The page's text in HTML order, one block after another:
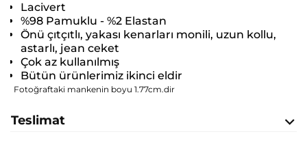
Lacivert
%98 Pamuklu - %2 Elastan
Önü çıtçıtlı, yakası kenarları monili, uzun kollu,
astarlı, jean ceket
Çok az kullanılmış
Bütün ürünlerimiz ikinci eldir
Fotoğraftaki mankenin boyu 1.77cm.dir
Teslimat